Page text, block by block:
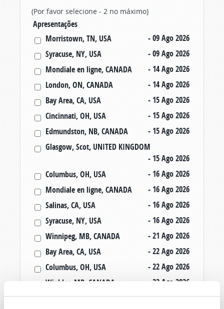
(Por favor selecione - 2 no máximo)
Apresentações
Morristown, TN, USA
- 09 Ago 2026
Syracuse, NY, USA
- 09 Ago 2026
Mondiale en ligne, CANADA
- 14 Ago 2026
London, ON, CANADA
- 14 Ago 2026
Bay Area, CA, USA
- 15 Ago 2026
Cincinnati, OH, USA
- 15 Ago 2026
Edmundston, NB, CANADA
- 15 Ago 2026
Glasgow, Scot, UNITED KINGDOM
- 15 Ago 2026
Columbus, OH, USA
- 16 Ago 2026
Mondiale en ligne, CANADA
- 16 Ago 2026
Salinas, CA, USA
- 16 Ago 2026
Syracuse, NY, USA
- 16 Ago 2026
Winnipeg, MB, CANADA
- 21 Ago 2026
Bay Area, CA, USA
- 22 Ago 2026
Columbus, OH, USA
- 22 Ago 2026
Winkler, MB, CANADA
- 22 Ago 2026
Rapid City, SD, USA
- 23 Ago 2026